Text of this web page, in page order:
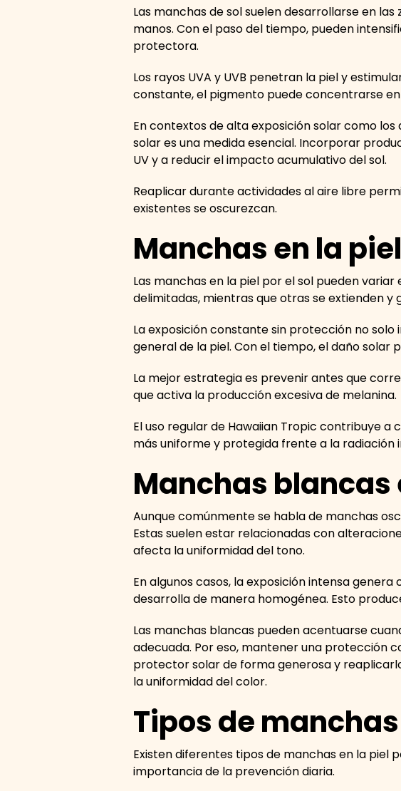
Las manchas de sol suelen desarrollarse en
manos. Con el paso del tiempo, pueden
protectora.
Los rayos UVA y UVB penetran la piel y
constante, el pigmento puede concentrarse
En contextos de alta exposición solar como
solar es una medida esencial. Incorporar
UV y a reducir el impacto acumulativo del sol.
Reaplicar durante actividades al aire libre
existentes se oscurezcan.
Manchas en la
Las manchas en la piel por el sol pueden
delimitadas, mientras que otras se extienden
La exposición constante sin protección no
general de la piel. Con el tiempo, el daño solar
La mejor estrategia es prevenir antes que
que activa la producción excesiva de melanina.
El uso regular de Hawaiian Tropic contribuye
más uniforme y protegida frente a la
Manchas blancas
Aunque comúnmente se habla de manchas
Estas suelen estar relacionadas con
afecta la uniformidad del tono.
En algunos casos, la exposición intensa
desarrolla de manera homogénea. Esto
Las manchas blancas pueden acentuarse
adecuada. Por eso, mantener una protección
protector solar de forma generosa y
la uniformidad del color.
Tipos de
Existen diferentes tipos de manchas en la piel
importancia de la prevención diaria.